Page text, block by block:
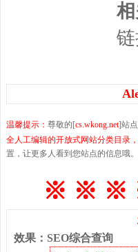
相
温馨提示： 尊敬的[cs.wkong.net]站
全人工编辑的开放式网站分类目录
置，让更多人看到您站点的信息哦。
※ ※ ※
效果 ： SEO综合查询